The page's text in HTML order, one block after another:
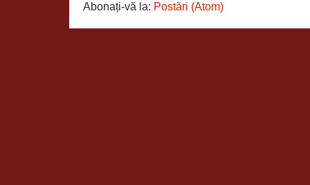
Abonați-vă la: Postări (Atom)